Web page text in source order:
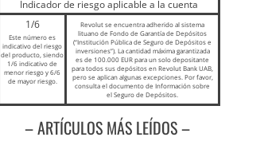
Indicador de riesgo aplicable a la cuenta
1/6
Este número es
indicativo del riesgo
del producto, siendo
1/6 indicativo de
menor riesgo y 6/6
de mayor riesgo.
Revolut se encuentra adherido al sistema
lituano de Fondo de Garantía de Depósitos
(“Institución Pública de Seguro de Depósitos e
inversiones”). La cantidad máxima garantizada
es de 100.000 EUR para un solo depositante
para todos sus depósitos en Revolut Bank UAB,
pero se aplican algunas excepciones. Por favor,
consulta el documento de Información sobre
el Seguro de Depósitos.
– ARTÍCULOS MÁS LEÍDOS –